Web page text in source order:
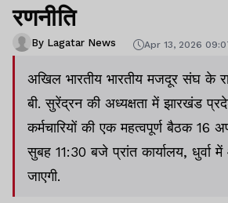
रणनीति
By Lagatar News Apr 13, 2026
अखिल भारतीय भारतीय मजदूर संघ के
बी. सुरेंद्रन की अध्यक्षता में झारखंड
कर्मचारियों की एक महत्वपूर्ण बैठक 16
सुबह 11:30 बजे प्रांत कार्यालय, धुर्वा
जाएगी.